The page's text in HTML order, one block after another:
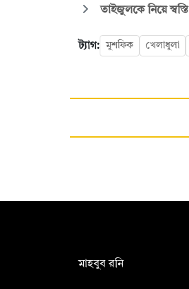
তাইজুলকে নিয়ে স্বস্তি
ট্যাগ: মুশফিক খেলাধুলা
মাহবুব রনি